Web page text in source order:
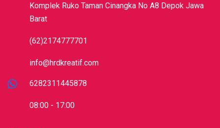
Komplek Ruko Taman Cinangka No A8 Depok Jawa
Barat
(62)2174777701
info@hrdkreatif.com
6282311445878
08:00 - 17:00